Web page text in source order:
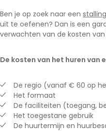
Ben je op zoek naar een stalling
uit te oefenen? Dan is een
verwachten van de kosten
De kosten van het huren
De regio (vanaf € 60 op
Het formaat
De faciliteiten (toegang,
Het toegestane gebruik
De huurtermijn en